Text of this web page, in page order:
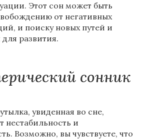
Этот сон может быть
от негативных
и поиску новых путей и
развития.
сонник
увиденная во сне,
нестабильность и
Возможно, вы чувствуете, что